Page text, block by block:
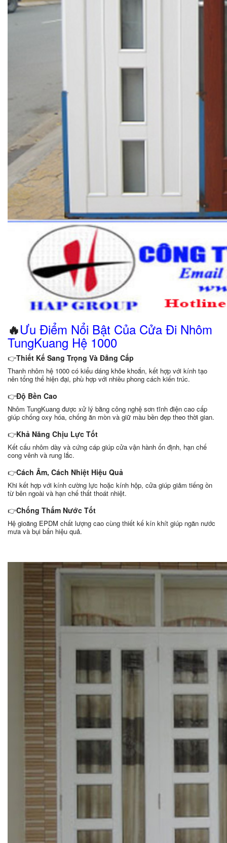
🔥Ưu Điểm Nổi Bật Của Cửa Đi Nhôm
TungKuang Hệ 1000
👉Thiết Kế Sang Trọng Và Đẳng Cấp
Thanh nhôm hệ 1000 có kiểu dáng khỏe khoắn, kết hợp với kính tạo
nên tổng thể hiện đại, phù hợp với nhiều phong cách kiến trúc.
👉Độ Bền Cao
Nhôm TungKuang được xử lý bằng công nghệ sơn tĩnh điện cao cấp
giúp chống oxy hóa, chống ăn mòn và giữ màu bền đẹp theo thời gian.
👉Khả Năng Chịu Lực Tốt
Kết cấu nhôm dày và cứng cáp giúp cửa vận hành ổn định, hạn chế
cong vênh và rung lắc.
👉Cách Âm, Cách Nhiệt Hiệu Quả
Khi kết hợp với kính cường lực hoặc kính hộp, cửa giúp giảm tiếng ồn
từ bên ngoài và hạn chế thất thoát nhiệt.
👉Chống Thấm Nước Tốt
Hệ gioăng EPDM chất lượng cao cùng thiết kế kín khít giúp ngăn nước
mưa và bụi bẩn hiệu quả.